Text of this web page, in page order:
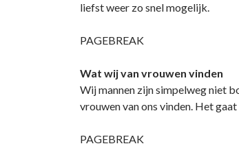
liefst weer zo snel mogelijk.
PAGEBREAK
Wat wij van vrouwen vinden
Wij mannen zijn simpelweg niet
vrouwen van ons vinden. Het gaat
PAGEBREAK